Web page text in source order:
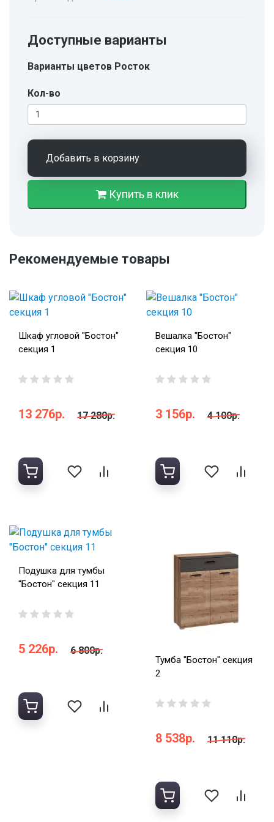
Доступные варианты
Варианты цветов Росток
Кол-во
Добавить в корзину
Купить в клик
Рекомендуемые товары
Шкаф угловой "Бостон"
секция 1
13 276р. 17 280р.
Вешалка "Бостон"
секция 10
3 156р. 4 100р.
Подушка для тумбы
"Бостон" секция 11
5 226р. 6 800р.
Тумба "Бостон" секция
2
8 538р. 11 110р.